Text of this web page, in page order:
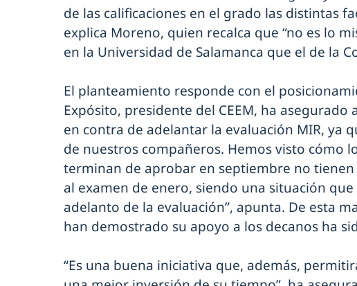
de las calificaciones en el grado las distintas
explica Moreno, quien recalca que “no es lo
en la Universidad de Salamanca que el de la
El planteamiento responde con el
Expósito, presidente del CEEM, ha asegurado
en contra de adelantar la evaluación MIR, ya
de nuestros compañeros. Hemos visto cómo
terminan de aprobar en septiembre no
al examen de enero, siendo una situación
adelanto de la evaluación”, apunta. De esta
han demostrado su apoyo a los decanos ha
“Es una buena iniciativa que, además,